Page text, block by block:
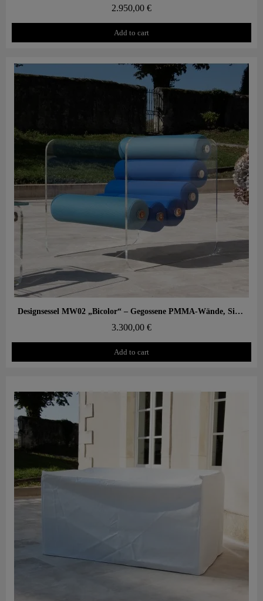
2.950,00 €
Add to cart
Aperçu rapide Designsessel MW02 „Bicolor“ – Gegossene PMMA-Wände, Sitz aus Alveolarschaum
3.300,00 €
Add to cart